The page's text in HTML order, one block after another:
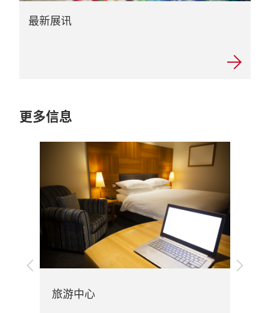
最新展讯
更多信息
上
下
旅游中心